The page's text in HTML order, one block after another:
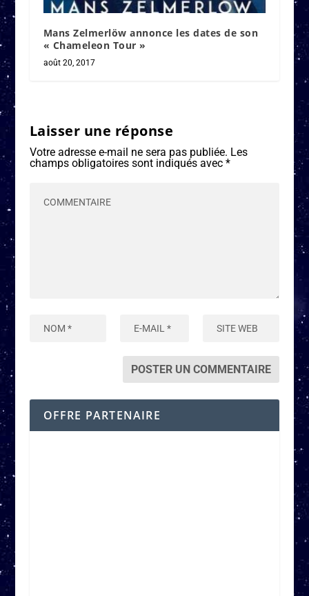
Mans Zelmerlöw annonce les dates de son
« Chameleon Tour »
août 20, 2017
Laisser une réponse
Votre adresse e-mail ne sera pas publiée. Les
champs obligatoires sont indiqués avec *
OFFRE PARTENAIRE